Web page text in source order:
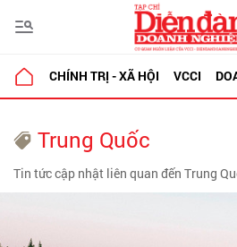
CHÍNH TRỊ - XÃ HỘI VCCI
Trung Quốc
Tin tức cập nhật liên quan đến Trung